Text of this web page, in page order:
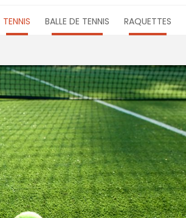
TENNIS BALLE DE TENNIS RAQUETTES